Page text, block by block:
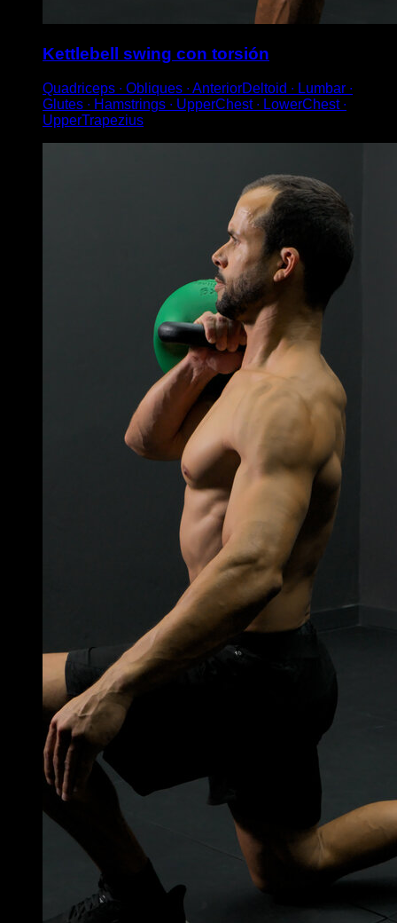
Kettlebell swing con torsión
Quadriceps ∙ Obliques ∙ AnteriorDeltoid ∙ Lumbar ∙
Glutes ∙ Hamstrings ∙ UpperChest ∙ LowerChest ∙
UpperTrapezius